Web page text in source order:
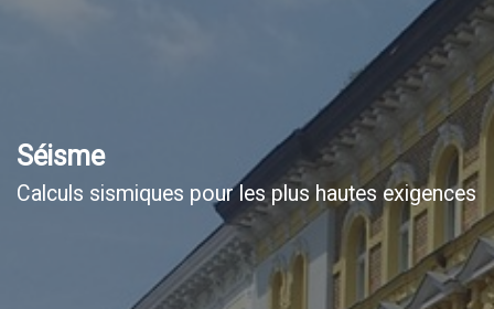
Séisme
Calculs sismiques pour les plus hautes exigences